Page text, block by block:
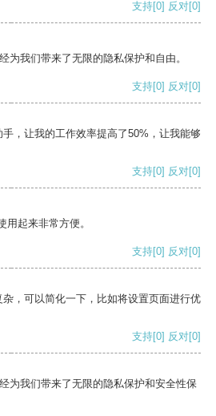
支持[0] 反对[0]
为我们带来了无限的隐私保护和自由。
支持[0] 反对[0]
，让我的工作效率提高了50%，让我能够
支持[0] 反对[0]
起来非常方便。
支持[0] 反对[0]
，可以简化一下，比如将设置页面进行优
支持[0] 反对[0]
为我们带来了无限的隐私保护和安全性保